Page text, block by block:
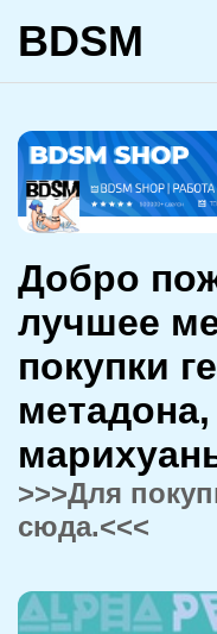
BDSM
Добро
лучшее
покупки
>>>Для
сюда.<<<